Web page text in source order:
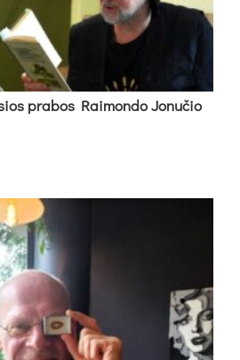
pra­bos Rai­mon­do Jo­nu­čio